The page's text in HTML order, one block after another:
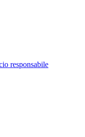
responsabile